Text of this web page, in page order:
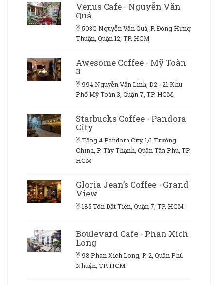
Venus Cafe - Nguyễn Văn
Quá
503C Nguyễn Văn Quá, P. Đông Hưng
Thuận, Quận 12, TP. HCM
Awesome Coffee - Mỹ Toàn
3
994 Nguyễn Văn Linh, D2 - 21 Khu
Phố Mỹ Toàn 3, Quận 7, TP. HCM
Starbucks Coffee - Pandora
City
Tầng 4 Pandora City, 1/1 Trường
Chinh, P. Tây Thạnh, Quận Tân Phú, TP.
HCM
Gloria Jean’s Coffee - Grand
View
185 Tôn Dật Tiên, Quận 7, TP. HCM
Boulevard Cafe - Phan Xích
Long
98 Phan Xích Long, P. 2, Quận Phú
Nhuận, TP. HCM